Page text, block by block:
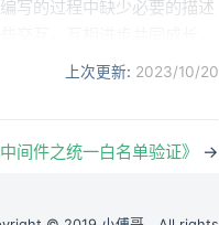
写的过程中缺少必要的描述
各类组件的 API 使用上，以
、分布式以及字节码的相关
上次更新: 2023/10/20
间件之统一白名单验证》 →